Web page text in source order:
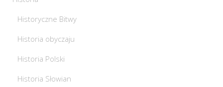
Historyczne Bitwy
Historia obyczaju
Historia Polski
Historia Słowian